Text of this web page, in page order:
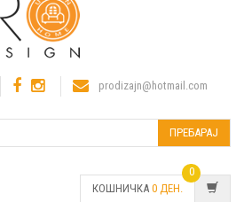
prodizajn@hotmail.com
ПРЕБАРАЈ
КОШНИЧКА 0 ДЕН.
0